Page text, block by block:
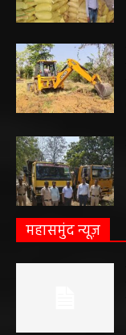
महासमुंद न्यूज़